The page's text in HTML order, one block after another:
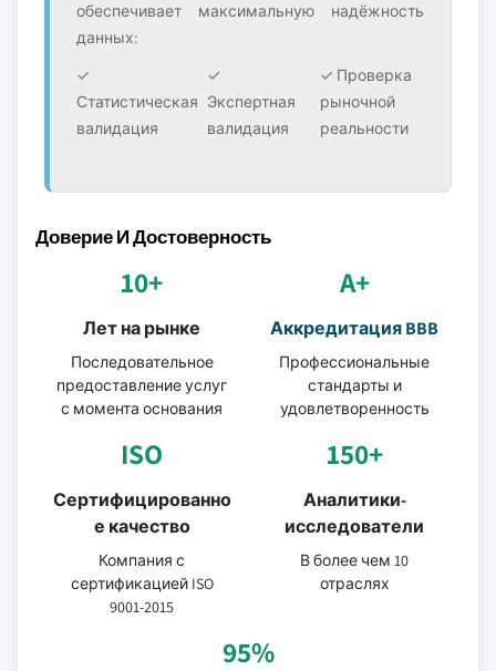
обеспечивает максимальную надёжность
данных:
✓
Статистическая
валидация
✓
Экспертная
валидация
✓ Проверка
рыночной
реальности
Доверие И Достоверность
10+
Лет на рынке
Последовательное
предоставление услуг
с момента основания
A+
Аккредитация BBB
Профессиональные
стандарты и
удовлетворенность
ISO
Сертифицированно
е качество
Компания с
сертификацией ISO
9001-2015
150+
Аналитики-
исследователи
В более чем 10
отраслях
95%